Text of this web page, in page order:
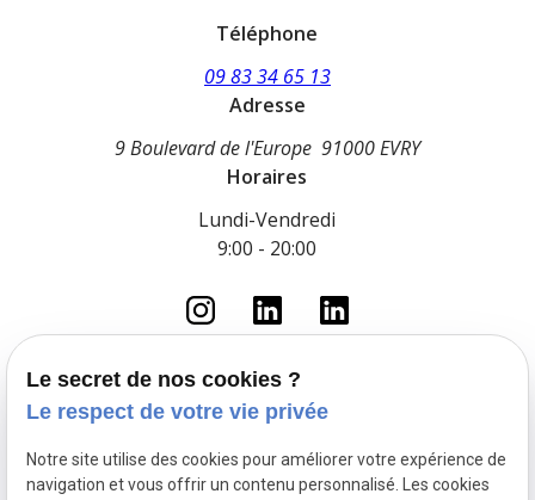
Téléphone
09 83 34 65 13
Adresse
9 Boulevard de l'Europe 91000 EVRY
Horaires
Lundi-Vendredi
9:00 - 20:00
Accueil
Le cabinet
Droit du travail
Le secret de nos cookies ?
Le respect de votre vie privée
Notre site utilise des cookies pour améliorer votre expérience de
navigation et vous offrir un contenu personnalisé. Les cookies